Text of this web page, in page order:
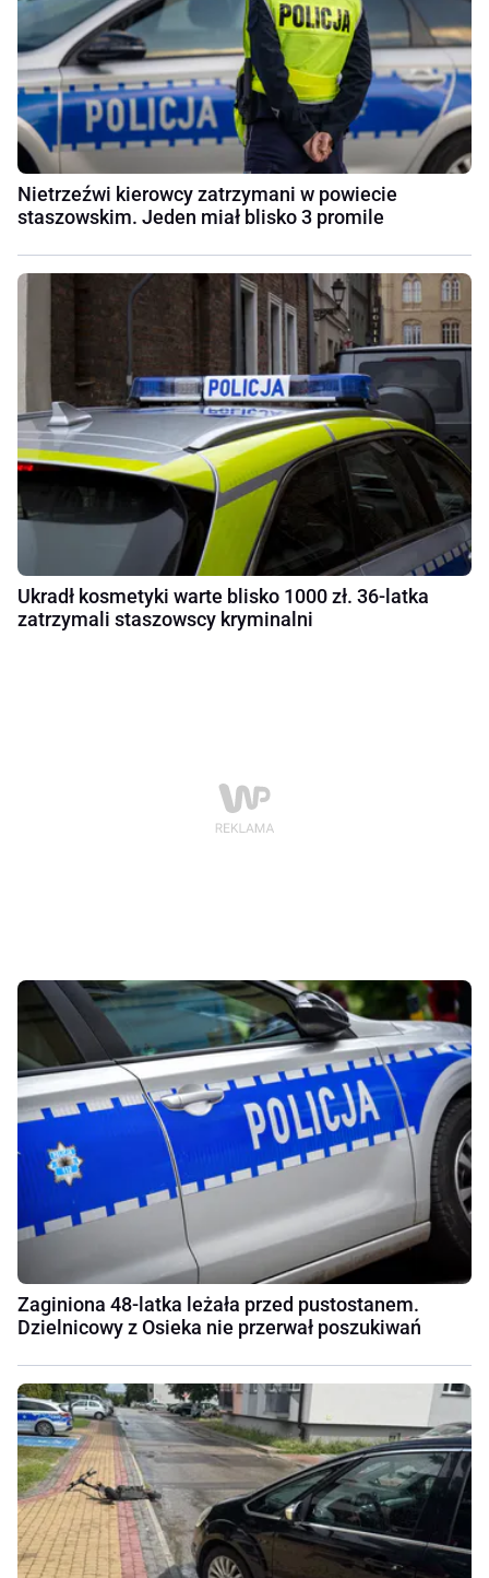
Nietrzeźwi kierowcy zatrzymani w powiecie
staszowskim. Jeden miał blisko 3 promile
Ukradł kosmetyki warte blisko 1000 zł. 36-latka
zatrzymali staszowscy kryminalni
Zaginiona 48-latka leżała przed pustostanem.
Dzielnicowy z Osieka nie przerwał poszukiwań